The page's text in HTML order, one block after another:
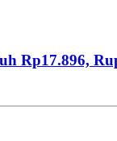
Rp17.896,